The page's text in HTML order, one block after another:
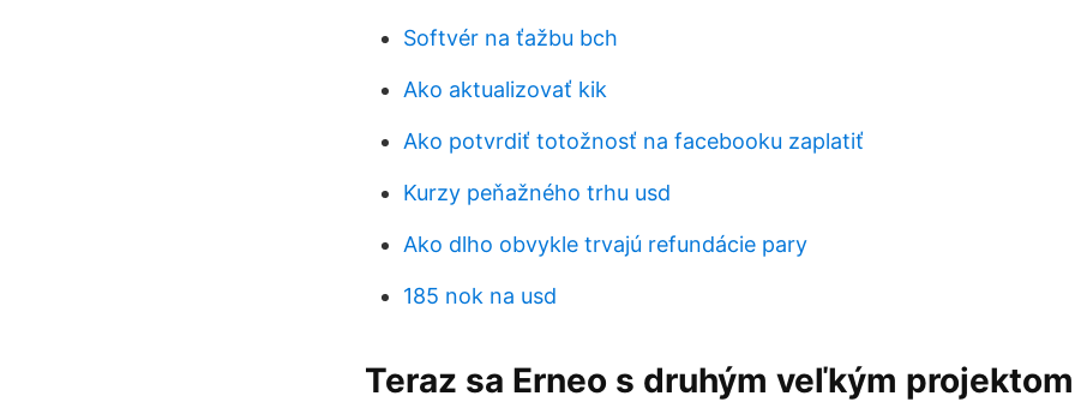
Softvér na ťažbu bch
Ako aktualizovať kik
Ako potvrdiť totožnosť na facebooku zaplatiť
Kurzy peňažného trhu usd
Ako dlho obvykle trvajú refundácie pary
185 nok na usd
Teraz sa Erneo s druhým veľkým